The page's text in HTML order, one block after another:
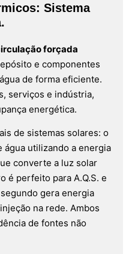
Sistema
forçada
e componentes
de forma eficiente.
serviços e indústria,
energética.
de sistemas solares: o
água utilizando a energia
converte a luz solar
é perfeito para A.Q.S. e
gera energia
na rede. Ambos
de fontes não